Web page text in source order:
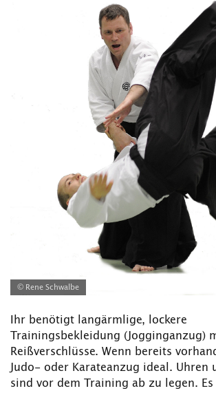
© Rene Schwalbe
Ihr benötigt langärmlige, lockere
Trainingsbekleidung (Jogginganzug)
Reißverschlüsse. Wenn bereits
Judo- oder Karateanzug ideal. Uhren
sind vor dem Training ab zu legen.